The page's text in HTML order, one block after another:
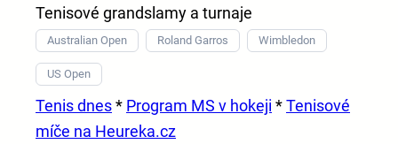
Tenisové grandslamy a turnaje
Australian Open Roland Garros Wimbledon
US Open
Tenis dnes* Program MS v hokeji *Tenisové
míče na Heureka.cz